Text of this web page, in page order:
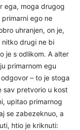
ega, moga drugog
ego ne
uhranjen, on je,
nitko drugi ne bi
je s odlikom. A alter
primarnom egu
– to je stoga
sav pretvorio u kost
upitao primarnog
se zabezeknuo, a
htio je kriknuti: